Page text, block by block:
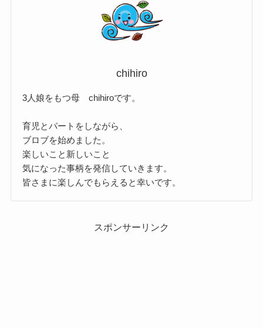
chihiro
3人娘をもつ母 chihiroです。
育児とパートをしながら、
ブロブを始めました。
楽しいこと新しいこと
気になった事柄を発信していきます。
皆さまに楽しんでもらえると幸いです。
スポンサーリンク